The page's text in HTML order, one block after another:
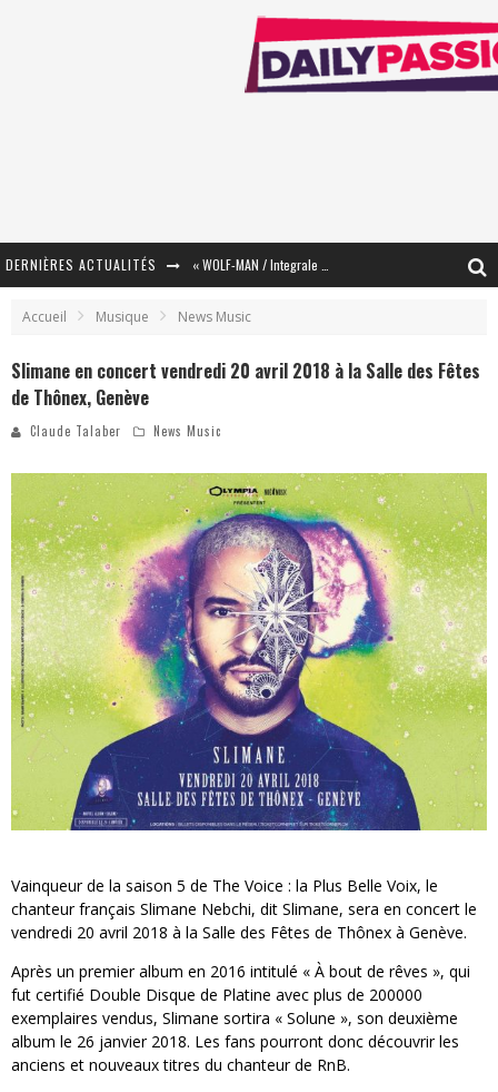
DERNIÈRES ACTUALITÉS
Star Fox
« MOFUSAND / Parler Japonais » – Des Expressions Pratiques !
« Dr Wertham / L’homme qui étudia les tueurs en série » - Un Métier à Risque !
Assassin's Creed Black Flag Resynced
« Le Vent dand les Saules » - Une Belle Histoire !
Yoshi and the mysterious book
Accueil Musique News Music
Slimane en concert vendredi 20 avril 2018 à la Salle des Fêtes
de Thônex, Genève
Claude Talaber News Music
Vainqueur de la saison 5 de The Voice : la Plus Belle Voix, le
chanteur français Slimane Nebchi, dit Slimane, sera en concert le
vendredi 20 avril 2018 à la Salle des Fêtes de Thônex à Genève.
Après un premier album en 2016 intitulé « À bout de rêves », qui
fut certifié Double Disque de Platine avec plus de 200000
exemplaires vendus, Slimane sortira « Solune », son deuxième
album le 26 janvier 2018. Les fans pourront donc découvrir les
anciens et nouveaux titres du chanteur de RnB.